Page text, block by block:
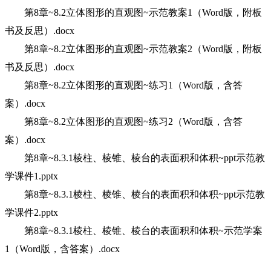
第8章~8.2立体图形的直观图~示范教案1（Word版，附板
书及反思）.docx
第8章~8.2立体图形的直观图~示范教案2（Word版，附板
书及反思）.docx
第8章~8.2立体图形的直观图~练习1（Word版，含答
案）.docx
第8章~8.2立体图形的直观图~练习2（Word版，含答
案）.docx
第8章~8.3.1棱柱、棱锥、棱台的表面积和体积~ppt示范教
学课件1.pptx
第8章~8.3.1棱柱、棱锥、棱台的表面积和体积~ppt示范教
学课件2.pptx
第8章~8.3.1棱柱、棱锥、棱台的表面积和体积~示范学案
1（Word版，含答案）.docx